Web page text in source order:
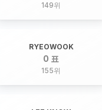
149위
RYEOWOOK
0 표
155위